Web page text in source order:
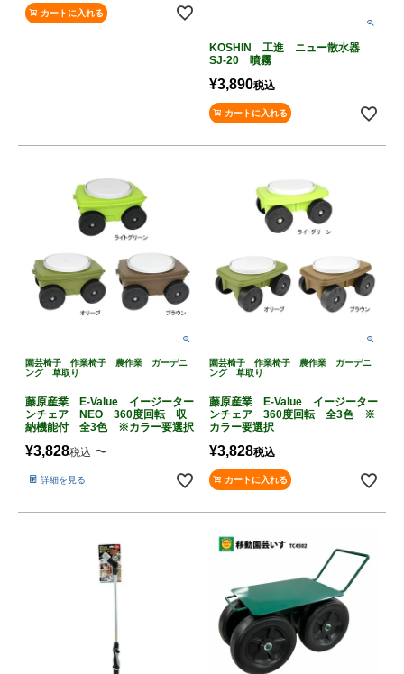
カートに入れる
KOSHIN 工進 ニュー散水器
SJ-20 噴霧
¥3,890税込
カートに入れる
園芸椅子 作業椅子 農作業 ガーデニ
ング 草取り
藤原産業 E-Value イージーター
ンチェア NEO 360度回転 収
納機能付 全3色 ※カラー要選択
¥3,828税込 〜
詳細を見る
園芸椅子 作業椅子 農作業 ガーデニ
ング 草取り
藤原産業 E-Value イージーター
ンチェア 360度回転 全3色 ※
カラー要選択
¥3,828税込
カートに入れる